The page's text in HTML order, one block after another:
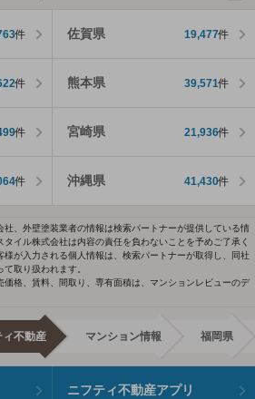
件 佐賀県 19,477件
件 熊本県 39,571件
件 宮崎県 21,936件
件 沖縄県 41,430件
社、外壁塗装業者の情報は検索パートナーが提供している情
イル株式会社は内容の責任を負わないことを予めご了承く
様が入力される個人情報は、検索パートナーが取得し、同社
取り扱われます。
価格、賃料、間取り、専有面積は、マンションレビューのデ
ィ不動産 マンション情報 福岡県
ニフティ不動産アプリ